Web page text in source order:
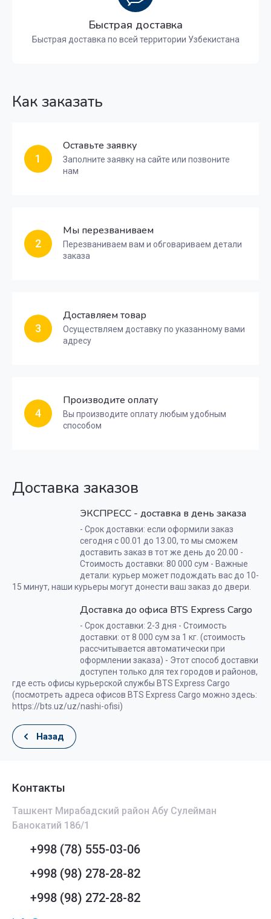
Быстрая доставка
Быстрая доставка по всей территории Узбекистана
Как заказать
1
Оставьте заявку
Заполните заявку на сайте или позвоните
нам
2
Мы перезваниваем
Перезваниваем вам и обговариваем детали
заказа
3
Доставляем товар
Осуществляем доставку по указанному вами
адресу
4
Производите оплату
Вы производите оплату любым удобным
способом
Доставка заказов
ЭКСПРЕСС - доставка в день заказа
- Срок доставки: если оформили заказ
сегодня с 00.01 до 13.00, то мы сможем
доставить заказ в тот же день до 20.00 -
Стоимость доставки: 80 000 сум - Важные
детали: курьер может подождать вас до 10-
15 минут, наши курьеры могут донести ваш заказ до двери.
Доставка до офиса BTS Express Cargo
- Срок доставки: 2-3 дня - Стоимость
доставки: от 8 000 сум за 1 кг. (стоимость
рассчитывается автоматически при
оформлении заказа) - Этот способ доставки
доступен только для тех городов и районов,
где есть офисы курьерской службы BTS Express Cargo
(посмотреть адреса офисов BTS Express Cargo можно здесь:
https://bts.uz/uz/nashi-ofisi)
Назад
Контакты
Ташкент Мирабадский район Абу Сулейман
Банокатий 186/1
+998 (78) 555-03-06
+998 (98) 278-28-82
+998 (98) 272-28-82